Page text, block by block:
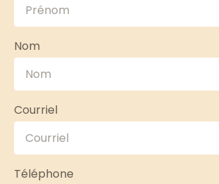
Nom
Courriel
Téléphone